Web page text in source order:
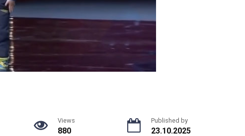
Views
880
Published by
23.10.2025